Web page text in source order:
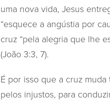
uma nova vida, Jesus
“esquece a angústia por
cruz “pela alegria que lhe
(João 3:3, 7).
É por isso que a cruz
pelos injustos, para